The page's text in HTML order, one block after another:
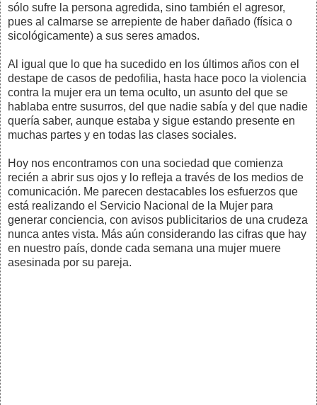
sólo sufre la persona agredida, sino también el agresor,
pues al calmarse se arrepiente de haber dañado (física o
sicológicamente) a sus seres amados.
Al igual que lo que ha sucedido en los últimos años con el
destape de casos de pedofilia, hasta hace poco la violencia
contra la mujer era un tema oculto, un asunto del que se
hablaba entre susurros, del que nadie sabía y del que nadie
quería saber, aunque estaba y sigue estando presente en
muchas partes y en todas las clases sociales.
Hoy nos encontramos con una sociedad que comienza
recién a abrir sus ojos y lo refleja a través de los medios de
comunicación. Me parecen destacables los esfuerzos que
está realizando el Servicio Nacional de la Mujer para
generar conciencia, con avisos publicitarios de una crudeza
nunca antes vista. Más aún considerando las cifras que hay
en nuestro país, donde cada semana una mujer muere
asesinada por su pareja.